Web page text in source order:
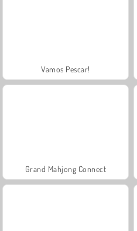
Vamos Pescar!
Grand Mahjong Connect